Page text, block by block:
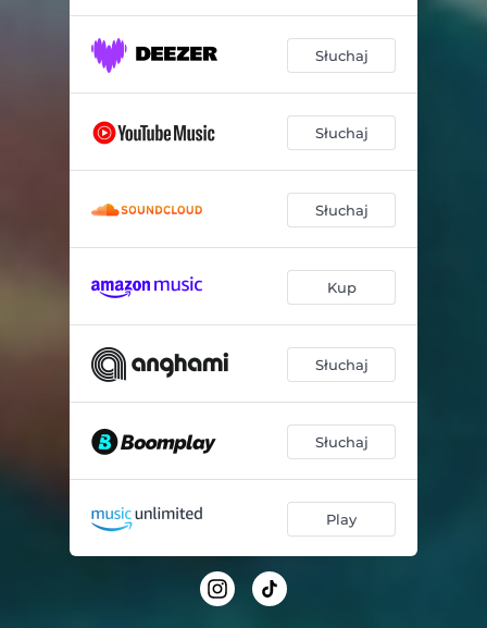
Słuchaj
Słuchaj
Słuchaj
Kup
Słuchaj
Słuchaj
Play